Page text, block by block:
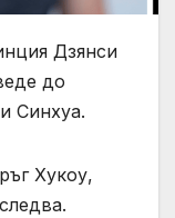
Дзянси
до
Синхуа.
Хукоу,